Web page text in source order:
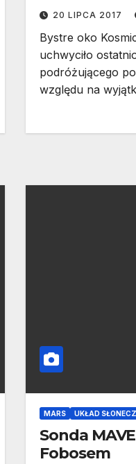
20 LIPCA 2017
Bystre oko
uchwyciło
podróżującego
względu na
MARS UKŁAD
Sonda
Fobosem